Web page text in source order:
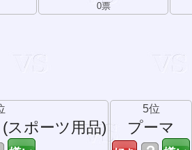
0票
スポーツ用品)
5位
プーマ